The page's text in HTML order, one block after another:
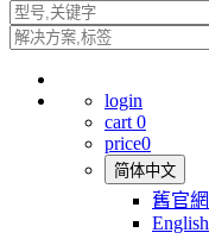
login
cart 0
price0
简体中文
舊官網
English